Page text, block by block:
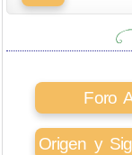
Foro
Origen y